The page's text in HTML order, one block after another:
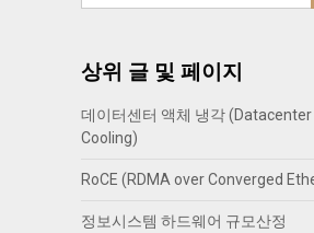
상위 글 및 페이지
데이터센터 액체 냉각 (Datacenter
Cooling)
RoCE (RDMA over Converged
정보시스템 하드웨어 규모산정